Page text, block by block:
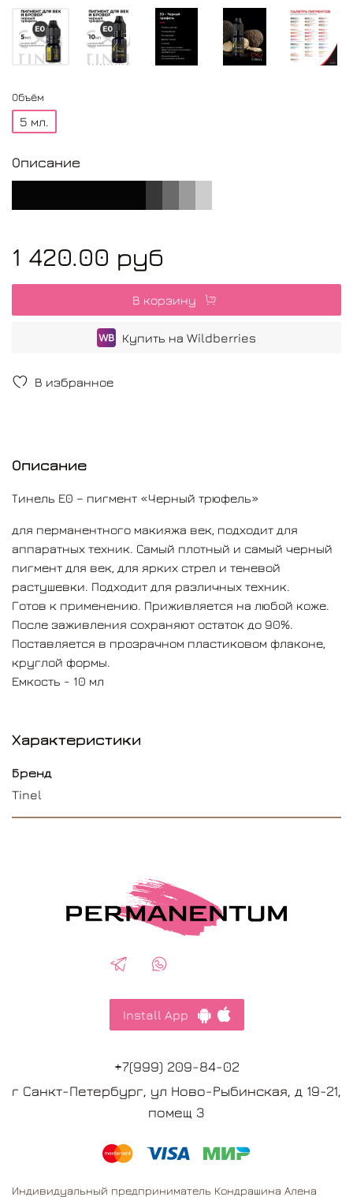
В избранное
Объём
5 мл.
Описание
1 420.00 руб
В корзину
Купить на Wildberries
Описание
Тинель Е0 – пигмент «Черный трюфель»
для перманентного макияжа век, подходит для
аппаратных техник. Самый плотный и самый черный
пигмент для век, для ярких стрел и теневой
растушевки. Подходит для различных техник.
Готов к применению. Приживляется на любой коже.
После заживления сохраняют остаток до 90%.
Поставляется в прозрачном пластиковом флаконе,
круглой формы.
Емкость - 10 мл
Характеристики
Бренд
Tinel
Install App
+7(999) 209-84-02
г Санкт-Петербург, ул Ново-Рыбинская, д 19-21,
помещ 3
Индивидуальный предприниматель Кондрашина Алена